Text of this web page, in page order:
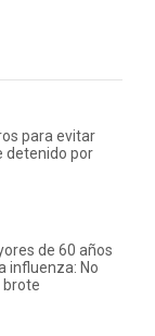
para evitar
detenido por
de 60 años
influenza: No
brote